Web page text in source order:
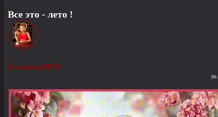
Все это - лето !
Галина1979